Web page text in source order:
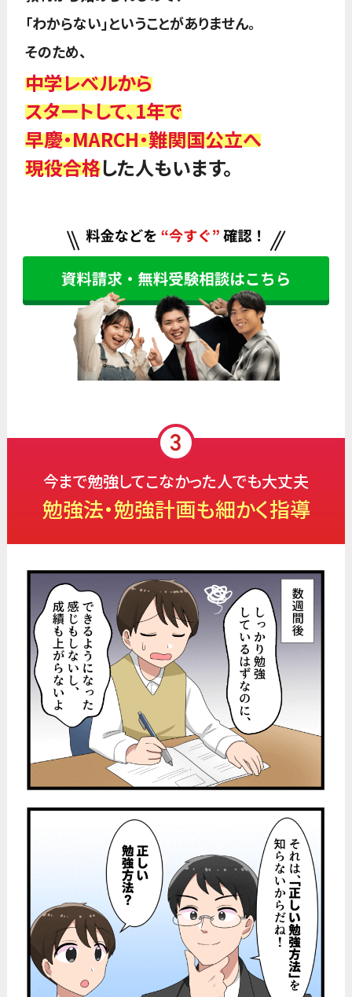
「わからない」ということがありません。
そのため、
中学レベルから
スタートして、1年で
早慶・MARCH・難関国公立へ
現役合格した人もいます。
今まで勉強してこなかった人でも大丈夫
勉強法・勉強計画も細かく指導